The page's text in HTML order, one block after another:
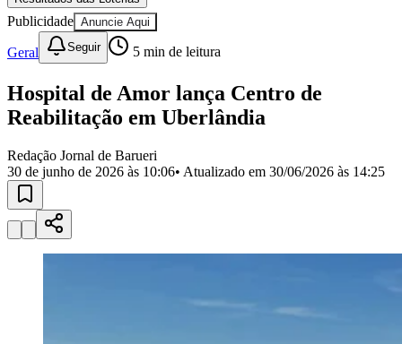
Esportes
Saúde
Segurança
Cultura
Meio Ambiente
Obras
Educação
Bairros de Barueri
Selecione sua regiãoPara notícias da sua região
AldeiaAldeia da Serra
Belval
Jardim Itaquiti
Publicidade Anuncie Aqui
Geral Seguir 5 min de leitura
Hospital de Amor lança Centro de
Reabilitação em Uberlândia
Redação Jornal de Barueri
30 de junho de 2026 às 10:06• Atualizado em 30/06/2026 às 14:25